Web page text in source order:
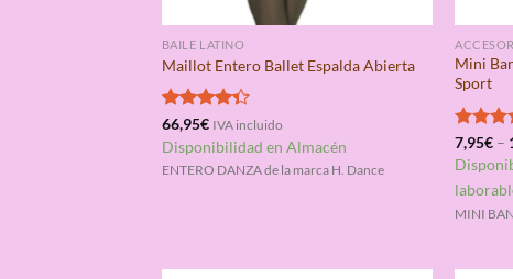
BAILE LATINO
Maillot Entero Ballet Espalda Abierta
Valorado
con 4.33
de 5
66,95€ IVA incluido
Disponibilidad en Almacén
ENTERO DANZA de la marca H. Dance
Mini
Sport
con
de 5
7,95€ –
MINI